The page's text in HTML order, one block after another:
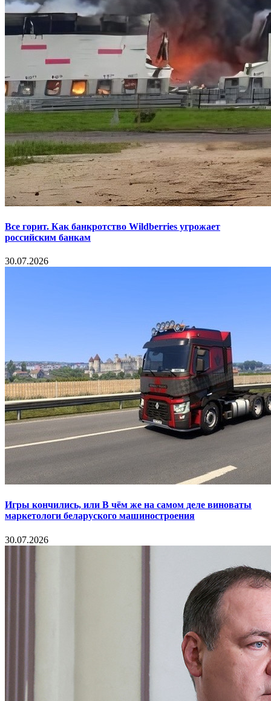
Все горит. Как банкротство Wildberries угрожает
российским банкам
30.07.2026
Игры кончились, или В чём же на самом деле виноваты
маркетологи беларуского машиностроения
30.07.2026